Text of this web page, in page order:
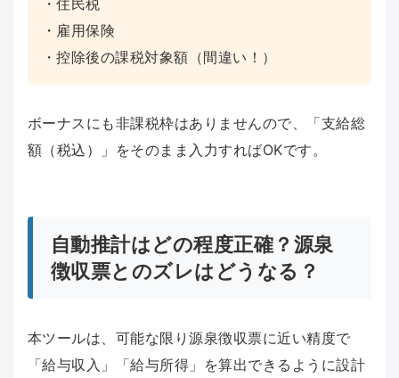
・雇用保険
・控除後の課税対象額（間違い！）
ボーナスにも非課税枠はありませんので、「支給総
額（税込）」をそのまま入力すればOKです。
自動推計はどの程度正確？源泉
徴収票とのズレはどうなる？
本ツールは、可能な限り源泉徴収票に近い精度で
「給与収入」「給与所得」を算出できるように設計